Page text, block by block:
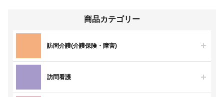
商品カテゴリー
訪問介護(介護保険・障害)
訪問看護